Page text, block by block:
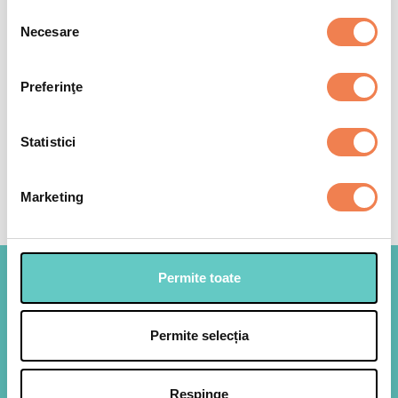
consimțământului
Necesare
Preferinţe
Statistici
Marketing
Permite toate
Permite selecția
Respinge
8%
1%
*Consumul de referință al unui adult obișnuit este de 8400kJ/2000kcal
Legumele Edenia, la fel de
proaspete ca atunci cand sunt